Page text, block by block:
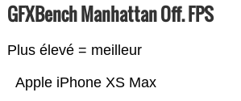
GFXBench Manhattan Off. FPS
Plus élevé = meilleur
Apple iPhone XS Max